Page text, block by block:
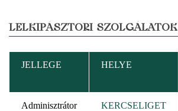
LELKIPÁSZTORI SZOLGÁLATOK
JELLEGE HELYE
Adminisztrátor KERCSELIGET